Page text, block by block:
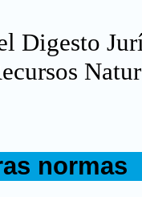
Digesto
normas